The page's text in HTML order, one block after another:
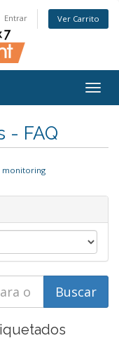
Entrar Ver Carrito
- FAQ
monitoring